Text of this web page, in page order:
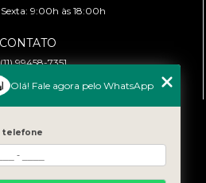
9:00h às 18:00h
CONTATO
99458-7351
Home
Empresa
Galeria
Olá! Fale agora pelo WhatsApp
telefone